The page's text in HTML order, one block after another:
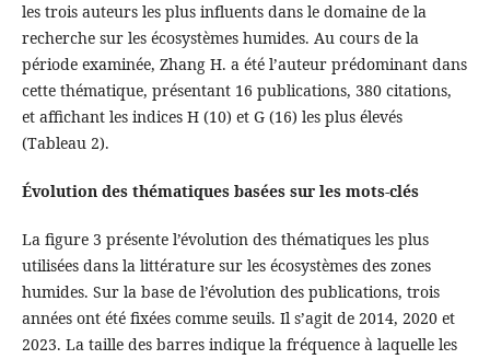
les trois auteurs les plus influents dans le domaine de la
recherche sur les écosystèmes humides. Au cours de la
période examinée, Zhang H. a été l’auteur prédominant dans
cette thématique, présentant 16 publications, 380 citations,
et affichant les indices H (10) et G (16) les plus élevés
(Tableau 2).
Évolution des thématiques basées sur les mots-clés
La figure 3 présente l’évolution des thématiques les plus
utilisées dans la littérature sur les écosystèmes des zones
humides. Sur la base de l’évolution des publications, trois
années ont été fixées comme seuils. Il s’agit de 2014, 2020 et
2023. La taille des barres indique la fréquence à laquelle les